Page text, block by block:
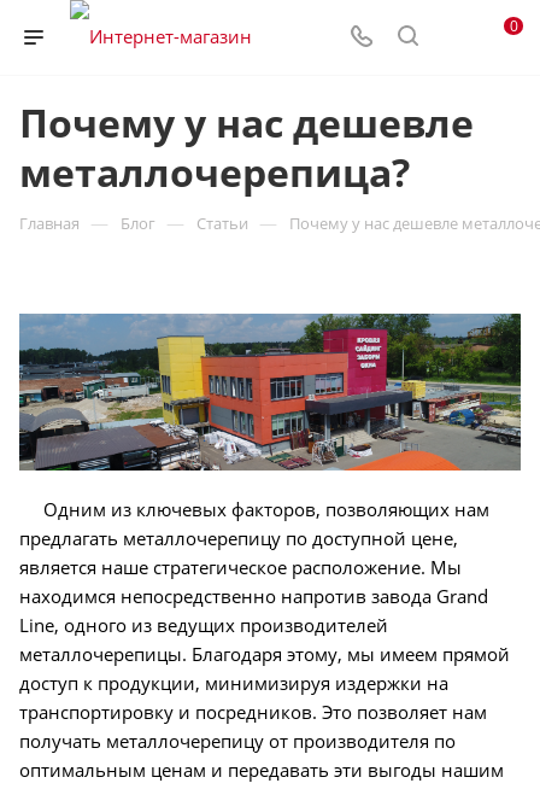
0
Почему у нас дешевле
металлочерепица?
Главная — Блог — Статьи — Почему у нас дешевле
Одним из ключевых факторов, позволяющих нам
предлагать металлочерепицу по доступной цене,
является наше стратегическое расположение. Мы
находимся непосредственно напротив завода Grand
Line, одного из ведущих производителей
металлочерепицы. Благодаря этому, мы имеем прямой
доступ к продукции, минимизируя издержки на
транспортировку и посредников. Это позволяет нам
получать металлочерепицу от производителя по
оптимальным ценам и передавать эти выгоды нашим